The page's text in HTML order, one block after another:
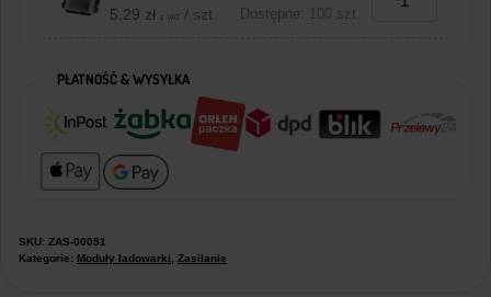
5,29 zł z VAT / szt. Dostępne: 100 szt.
PŁATNOŚĆ & WYSYŁKA
SKU: ZAS-00051
Kategorie: Moduły ładowarki Zasilanie